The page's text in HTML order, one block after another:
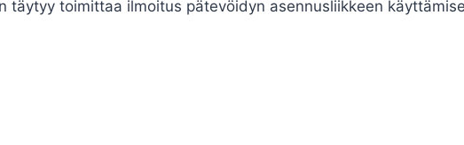
täytyy toimittaa ilmoitus pätevöidyn asennusliikkeen